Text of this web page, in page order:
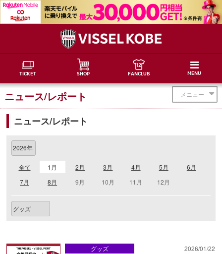
TICKET SHOP FANCLUB MENU
メニュー
ニュース/レポート
ニュース/レポート
全て 1月 2月 3月 4月 5月
6月
7月
8月 9月 10月 11月 12月
2026/01/22
グッズ